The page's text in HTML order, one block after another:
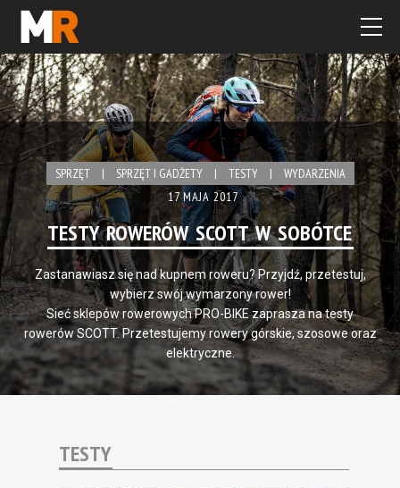
SPRZĘT | SPRZĘT I GADŻETY | TESTY |
WYDARZENIA
17 MAJA 2017
TESTY ROWERÓW SCOTT W SOBÓTCE
Zastanawiasz się nad kupnem roweru? Przyjdź, przetestuj,
wybierz swój wymarzony rower!
Sieć sklepów rowerowych PRO-BIKE zaprasza na testy
rowerów SCOTT. Przetestujemy rowery górskie, szosowe oraz
elektryczne.
TESTY